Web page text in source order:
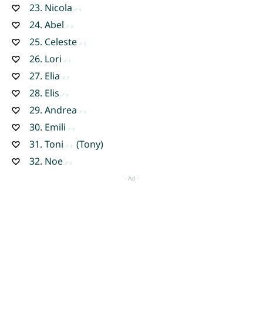
23. Nicola
24. Abel
25. Celeste
26. Lori
27. Elia
28. Elis
29. Andrea
30. Emili
31. Toni
(Tony)
32. Noe